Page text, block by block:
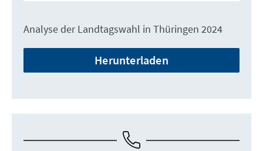
Analyse der Landtagswahl in Thüringen 2024
Herunterladen